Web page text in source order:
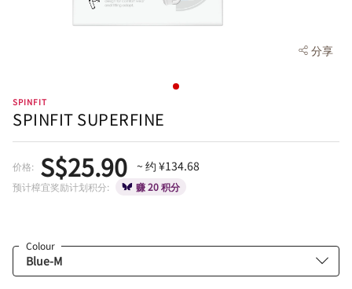
分享
SPINFIT
SPINFIT SUPERFINE
价格: S$25.90 ~ 约 ¥134.68
预计樟宜奖励计划积分: 赚 20 积分
Colour